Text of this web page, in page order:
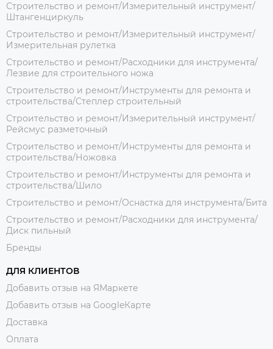
Строительство и ремонт/Измерительный инструмент/
Штангенциркуль
Строительство и ремонт/Измерительный инструмент/
Измерительная рулетка
Строительство и ремонт/Расходники для инструмента/
Лезвие для строительного ножа
Строительство и ремонт/Инструменты для ремонта и
строительства/Степлер строительный
Строительство и ремонт/Измерительный инструмент/
Рейсмус разметочный
Строительство и ремонт/Инструменты для ремонта и
строительства/Ножовка
Строительство и ремонт/Инструменты для ремонта и
строительства/Шило
Строительство и ремонт/Оснастка для инструмента/Бита
Строительство и ремонт/Расходники для инструмента/
Диск пильный
Бренды
ДЛЯ КЛИЕНТОВ
Добавить отзыв на ЯМаркете
Добавить отзыв на GoogleКарте
Доставка
Оплата